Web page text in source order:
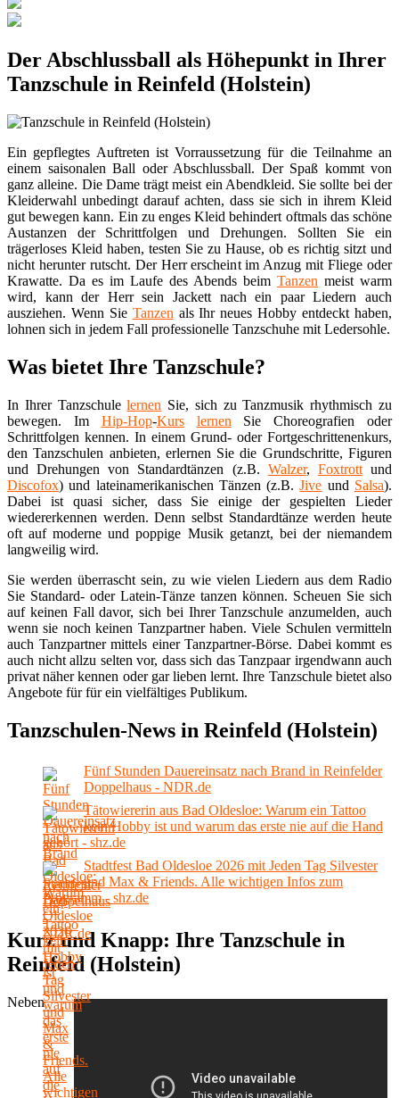
Der Abschlussball als Höhepunkt in Ihrer
Tanzschule in Reinfeld (Holstein)
Ein gepflegtes Auftreten ist Vorraussetzung für die Teilnahme an
einem saisonalen Ball oder Abschlussball. Der Spaß kommt von
ganz alleine. Die Dame trägt meist ein Abendkleid. Sie sollte bei der
Kleiderwahl unbedingt darauf achten, dass sie sich in ihrem Kleid
gut bewegen kann. Ein zu enges Kleid behindert oftmals das schöne
Austanzen der Schrittfolgen und Drehungen. Sollten Sie ein
trägerloses Kleid haben, testen Sie zu Hause, ob es richtig sitzt und
nicht herunter rutscht. Der Herr erscheint im Anzug mit Fliege oder
Krawatte. Da es im Laufe des Abends beim Tanzen meist warm
wird, kann der Herr sein Jackett nach ein paar Liedern auch
ausziehen. Wenn Sie Tanzen als Ihr neues Hobby entdeckt haben,
lohnen sich in jedem Fall professionelle Tanzschuhe mit Ledersohle.
Was bietet Ihre Tanzschule?
In Ihrer Tanzschulelernen Sie, sich zu Tanzmusik rhythmisch zu
bewegen. Im Hip-Hop-Kurs lernen Sie Choreografien oder
Schrittfolgen kennen. In einem Grund- oder Fortgeschrittenenkurs,
den Tanzschulen anbieten, erlernen Sie die Grundschritte, Figuren
und Drehungen von Standardtänzen (z.B. Walzer, Foxtrottund
Discofox) und lateinamerikanischen Tänzen (z.B.Jive und Salsa).
Dabei ist quasi sicher, dass Sie einige der gespielten Lieder
wiedererkennen werden. Denn selbst Standardtänze werden heute
oft auf moderne und poppige Musik getanzt, bei der niemandem
langweilig wird.
Sie werden überrascht sein, zu wie vielen Liedern aus dem Radio
Sie Standard- oder Latein-Tänze tanzen können. Scheuen Sie sich
auf keinen Fall davor, sich bei Ihrer Tanzschule anzumelden, auch
wenn sie noch keinen Tanzpartner haben. Viele Schulen vermitteln
auch Tanzpartner mittels einer Tanzpartner-Börse. Dabei kommt es
auch nicht allzu selten vor, dass sich das Tanzpaar irgendwann auch
privat näher kennen oder gar lieben lernt. Ihre Tanzschule bietet also
Angebote für für ein vielfältiges Publikum.
Tanzschulen-News in Reinfeld (Holstein)
Fünf Stunden Dauereinsatz nach Brand in Reinfelder
Doppelhaus - NDR.de
Tätowiererin aus Bad Oldesloe: Warum ein Tattoo
kein Hobby ist und warum das erste nie auf die Hand
gehört - shz.de
Stadtfest Bad Oldesloe 2026 mit Jeden Tag Silvester
und Max & Friends. Alle wichtigen Infos zum
Programm - shz.de
Kurz und Knapp: Ihre Tanzschule in
Reinfeld (Holstein)
Neben